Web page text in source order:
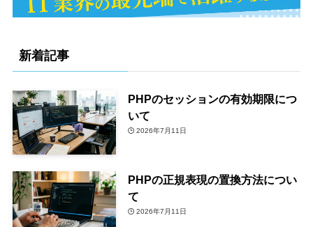
新着記事
PHPのセッションの有効期限につ
いて
2026年7月11日
PHPの正規表現の置換方法につい
て
2026年7月11日